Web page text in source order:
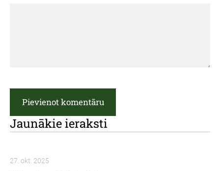
Jaunākie ieraksti
27. okt. 2025